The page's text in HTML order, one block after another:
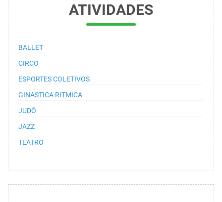
ATIVIDADES
BALLET
CIRCO
ESPORTES COLETIVOS
GINASTICA RITMICA
JUDÔ
JAZZ
TEATRO